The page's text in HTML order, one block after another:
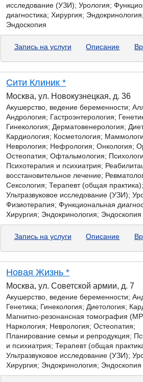
исследование (УЗИ); Урология;
диагностика; Хирургия; Эндокринология;
Эндоскопия
Запись на услуги Описание
Сити Клиник *
Москва, ул. Новокузнецкая, д. 36
Акушерство, ведение беременности;
Андрология; Гастроэнтерология;
Гинекология; Дерматовенерология;
Кардиология; Косметология;
Неврология; Нефрология; Онкология;
Остеопатия; Офтальмология;
Психотерапия и психиатрия;
восстановительное лечение;
Сексология; Терапевт (общая практика);
Ультразвуковое исследование (УЗИ);
Физиотерапия; Функциональная
Хирургия; Эндокринология; Эндоскопия
Запись на услуги Описание
Новая Жизнь *
Москва, ул. Советской армии, д. 7
Акушерство, ведение беременности;
Генетика; Гинекология; Диетология;
Магнитно-резонансная томография
Наркология; Неврология; Остеопатия;
Планирование семьи и репродукция;
и психиатрия; Терапевт (общая
Ультразвуковое исследование (УЗИ);
Хирургия; Эндокринология; Эндоскопия